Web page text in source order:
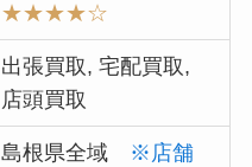
★★★★☆
出張買取, 宅配買取,
店頭買取
島根県全域 ※店舗